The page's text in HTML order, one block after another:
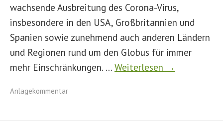
wachsende Ausbreitung des Corona-Virus,
insbesondere in den USA, Großbritannien und
Spanien sowie zunehmend auch anderen Ländern
und Regionen rund um den Globus für immer
mehr Einschränkungen. … Weiterlesen →
Anlagekommentar